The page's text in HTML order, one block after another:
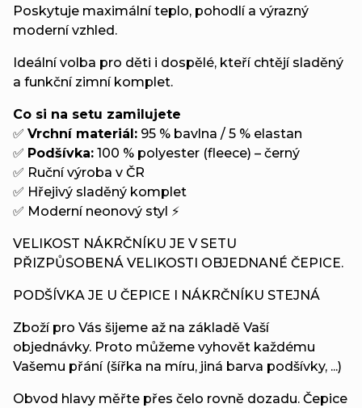
Poskytuje maximální teplo, pohodlí a výrazný
moderní vzhled.
Ideální volba pro děti i dospělé, kteří chtějí sladěný
a funkční zimní komplet.
Co si na setu zamilujete
✅ Vrchní materiál: 95 % bavlna / 5 % elastan
✅ Podšívka: 100 % polyester (fleece) – černý
✅ Ruční výroba v ČR
✅ Hřejivý sladěný komplet
✅ Moderní neonový styl ⚡
VELIKOST NÁKRČNÍKU JE V SETU
PŘIZPŮSOBENÁ VELIKOSTI OBJEDNANÉ ČEPICE.
PODŠÍVKA JE U ČEPICE I NÁKRČNÍKU STEJNÁ
Zboží pro Vás šijeme až na základě Vaší
objednávky. Proto můžeme vyhovět každému
Vašemu přání (šířka na míru, jiná barva podšívky, ...)
Obvod hlavy měřte přes čelo rovně dozadu. Čepice